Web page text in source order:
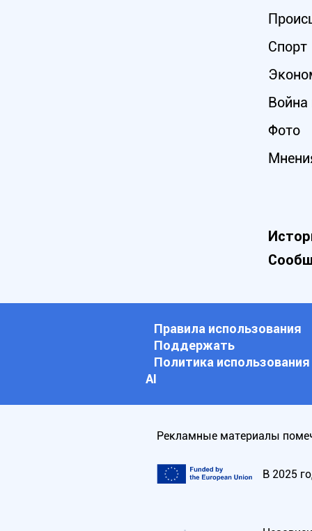
Спорт
Война
Фото
Правила использования
Поддержать
Политика использования
АI
Рекламные материалы
В 2025